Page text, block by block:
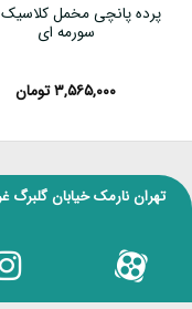
پرده پانچی مخمل
سورمه ای
۳,۵۶۵,۰۰۰تومان
تهران نارمک خیابان گلبرگ